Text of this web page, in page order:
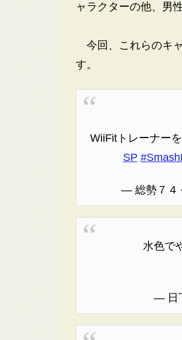
ャラクターの他、男
今回、これらのキ
す。
WiiFitトレーナー
SP
— 総勢７４
水色で
— 日